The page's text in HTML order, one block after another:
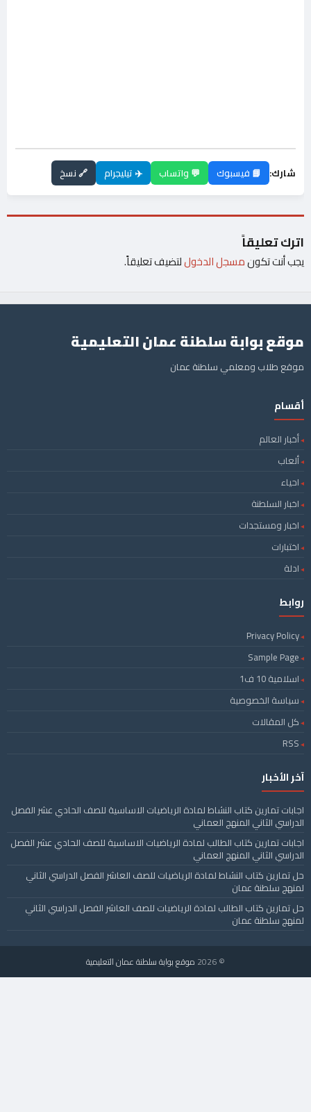
شارك: 📘 فيسبوك 💬 واتساب ✈️ تيليجرام 🔗 نسخ
اترك تعليقاً
يجب أنت تكونمسجل الدخوللتضيف تعليقاً.
موقع بوابة سلطنة عمان التعليمية
موقع طلاب ومعلمي سلطنة عمان
أقسام
أخبار العالم
ألعاب
احياء
اخبار السلطنة
اخبار ومستجدات
اختبارات
ادلة
روابط
Privacy Policy
Sample Page
اسلامية 10 ف1
سياسة الخصوصية
كل المقالات
RSS
آخر الأخبار
اجابات تمارين كتاب النشاط لمادة الرياضيات الاساسية للصف الحادي عشر الفصل
الدراسي الثاني المنهج العماني
اجابات تمارين كتاب الطالب لمادة الرياضيات الاساسية للصف الحادي عشر الفصل
الدراسي الثاني المنهج العماني
حل تمارين كتاب النشاط لمادة الرياضيات للصف العاشر الفصل الدراسي الثاني
لمنهج سلطنة عمان
حل تمارين كتاب الطالب لمادة الرياضيات للصف العاشر الفصل الدراسي الثاني
لمنهج سلطنة عمان
© 2026 موقع بوابة سلطنة عمان التعليمية